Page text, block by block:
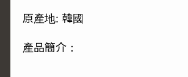
原產地: 韓國
產品簡介：